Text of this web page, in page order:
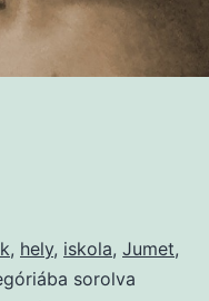
, hely, iskola, Jumet,
sorolva